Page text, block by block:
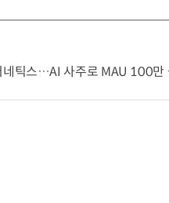
네틱스…AI 사주로 MAU 100만